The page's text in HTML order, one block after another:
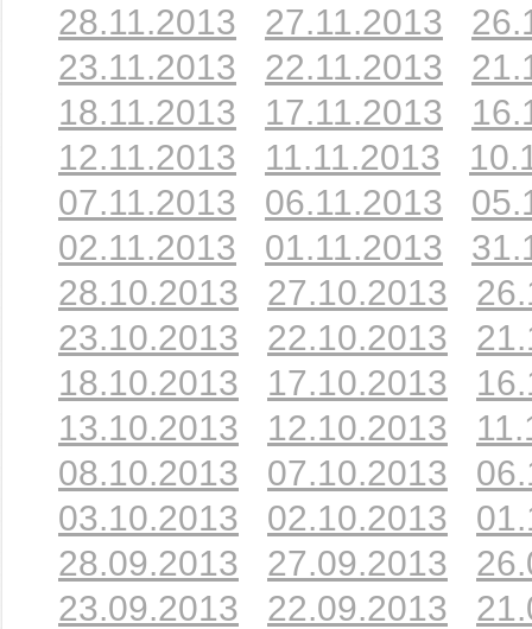
28.11.2013
27.11.2013
23.11.2013
22.11.2013
18.11.2013
17.11.2013
12.11.2013
11.11.2013
07.11.2013
06.11.2013
02.11.2013
01.11.2013
28.10.2013
27.10.2013
23.10.2013
22.10.2013
18.10.2013
17.10.2013
13.10.2013
12.10.2013
08.10.2013
07.10.2013
03.10.2013
02.10.2013
28.09.2013
27.09.2013
23.09.2013
22.09.2013